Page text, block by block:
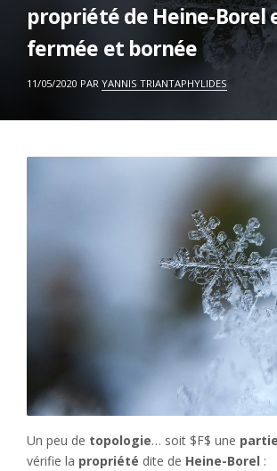
propriété de Heine-Borel
fermée et bornée
ON
11/05/2020 PAR YANNIS TRIANTAPHYLIDES
Un peu de topologie… soit $F$ une partie
vérifie la propriété dite de Heine-Borel :